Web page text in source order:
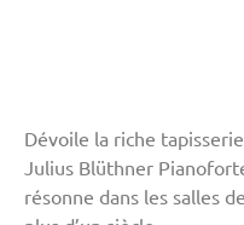
Dévoile la riche
Julius Blüthner
résonne dans les salles